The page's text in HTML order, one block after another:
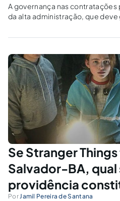
A governança nas
da alta administração, que
Se Stranger
Salvador-BA, qual
providência
PorJamil Pereira de Santana